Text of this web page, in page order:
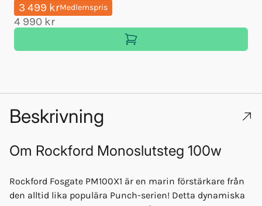
3 499 krMedlemspris
4 990 kr
Beskrivning
Om Rockford Monoslutsteg 100w
Rockford Fosgate PM100X1 är en marin förstärkare från
den alltid lika populära Punch-serien! Detta dynamiska